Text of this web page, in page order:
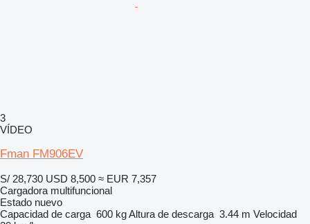
3
VÍDEO
Fman FM906EV
S/ 28,730 USD 8,500 ≈ EUR 7,357
Cargadora multifuncional
Estado nuevo
Capacidad de carga 600 kgAltura de descarga 3.44 m Velocidad